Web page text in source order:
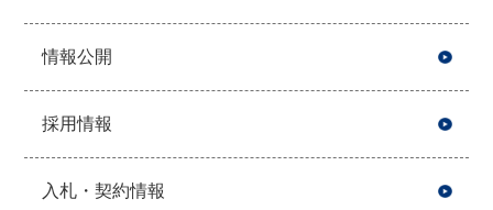
情報公開
採用情報
入札・契約情報